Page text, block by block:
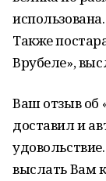
Также
Врубеле»,
Ваш отзыв об
доставил и
выслать Вам